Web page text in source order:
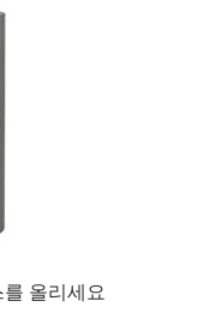
올리세요